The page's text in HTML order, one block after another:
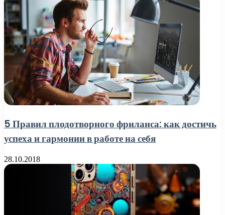
5 Правил плодотворного фриланса: как достичь
успеха и гармонии в работе на себя
28.10.2018